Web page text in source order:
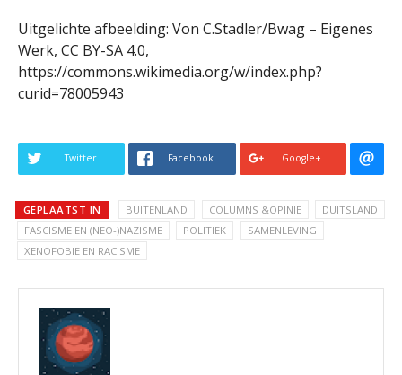
Uitgelichte afbeelding: Von C.Stadler/Bwag – Eigenes
Werk, CC BY-SA 4.0,
https://commons.wikimedia.org/w/index.php?
curid=78005943
Twitter Facebook Google+
GEPLAATST IN BUITENLAND COLUMNS &OPINIE
DUITSLAND
FASCISME EN (NEO-)NAZISME
POLITIEK
SAMENLEVING
XENOFOBIE EN RACISME